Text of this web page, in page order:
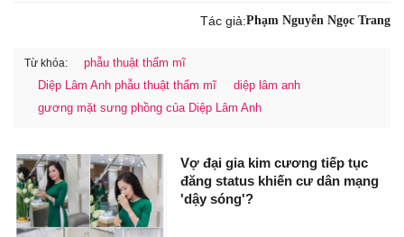
Tác giả:Phạm Nguyễn Ngọc Trang
Từ khóa:
phẫu thuật thẩm mĩ
Diệp Lâm Anh phẫu thuật thẩm mĩ
diệp lâm anh
gương mặt sưng phồng của Diệp Lâm Anh
Vợ đại gia kim cương tiếp tục
đăng status khiến cư dân mạng
'dậy sóng'?